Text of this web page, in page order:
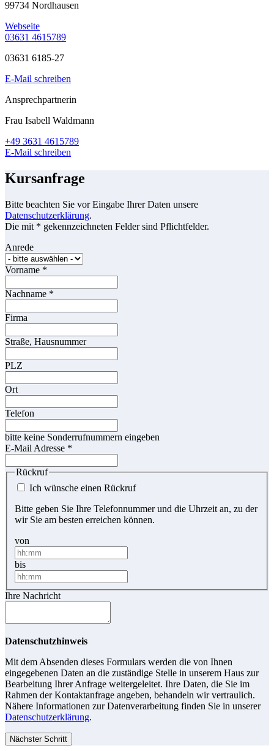
99734 Nordhausen
Webseite
03631 4615789
03631 6185-27
E-Mail schreiben
Ansprechpartnerin
Frau Isabell Waldmann
+49 3631 4615789
E-Mail schreiben
Kursanfrage
Bitte beachten Sie vor Eingabe Ihrer Daten unsere
Datenschutzerklärung.
Die mit * gekennzeichneten Felder sind Pflichtfelder.
Anrede
Vorname *
Nachname *
Firma
Straße, Hausnummer
PLZ
Ort
Telefon
bitte keine Sonderrufnummern eingeben
E-Mail Adresse *
Rückruf
Ich wünsche einen Rückruf
Bitte geben Sie Ihre Telefonnummer und die Uhrzeit an, zu der
wir Sie am besten erreichen können.
von
bis
Ihre Nachricht
Datenschutzhinweis
Mit dem Absenden dieses Formulars werden die von Ihnen
eingegebenen Daten an die zuständige Stelle in unserem Haus zur
Bearbeitung Ihrer Anfrage weitergeleitet. Ihre Daten, die Sie im
Rahmen der Kontaktanfrage angeben, behandeln wir vertraulich.
Nähere Informationen zur Datenverarbeitung finden Sie in unserer
Datenschutzerklärung.
Nächster Schritt